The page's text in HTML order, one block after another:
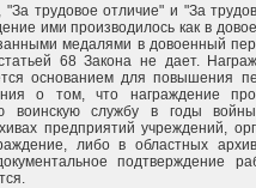
трудовое отличие" и "За
ими производилось как в
медалями в довоенный
68 Закона не дает.
основанием для повышения
о том, что награждение
воинскую службу в годы
предприятий учреждений,
либо в областных
подтверждение